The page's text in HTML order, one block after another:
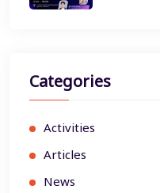
Categories
Activities
Articles
News